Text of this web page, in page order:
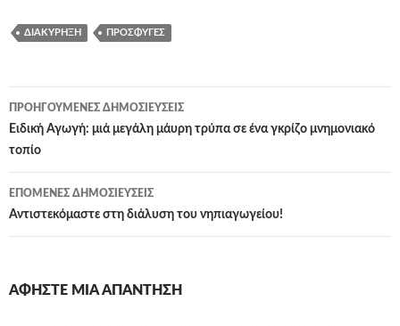
ΔΙΑΚΎΡΗΞΗ ΠΡΌΣΦΥΓΕΣ
Πλοήγηση
άρθρων
ΠΡΟΗΓΟΎΜΕΝΕΣ ΔΗΜΟΣΙΕΎΣΕΙΣ
Ειδική Αγωγή: μιά μεγάλη μάυρη τρύπα σε ένα γκρίζο μνημονιακό
τοπίο
ΕΠΌΜΕΝΕΣ ΔΗΜΟΣΙΕΎΣΕΙΣ
Αντιστεκόμαστε στη διάλυση του νηπιαγωγείου!
ΑΦΉΣΤΕ ΜΙΑ ΑΠΆΝΤΗΣΗ